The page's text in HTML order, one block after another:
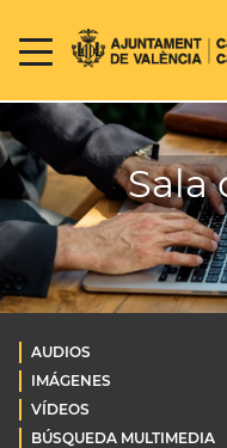
Sala
AUDIOS
IMÁGENES
VÍDEOS
BÚSQUEDA MULTIMEDIA